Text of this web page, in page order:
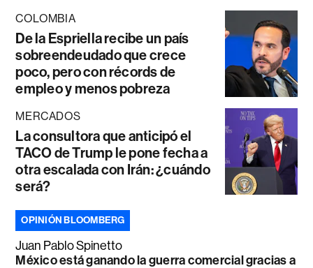
COLOMBIA
De la Espriella recibe un país
sobreendeudado que crece
poco, pero con récords de
empleo y menos pobreza
MERCADOS
La consultora que anticipó el
TACO de Trump le pone fecha a
otra escalada con Irán: ¿cuándo
será?
OPINIÓN BLOOMBERG
Juan Pablo Spinetto
México está ganando la guerra comercial gracias a